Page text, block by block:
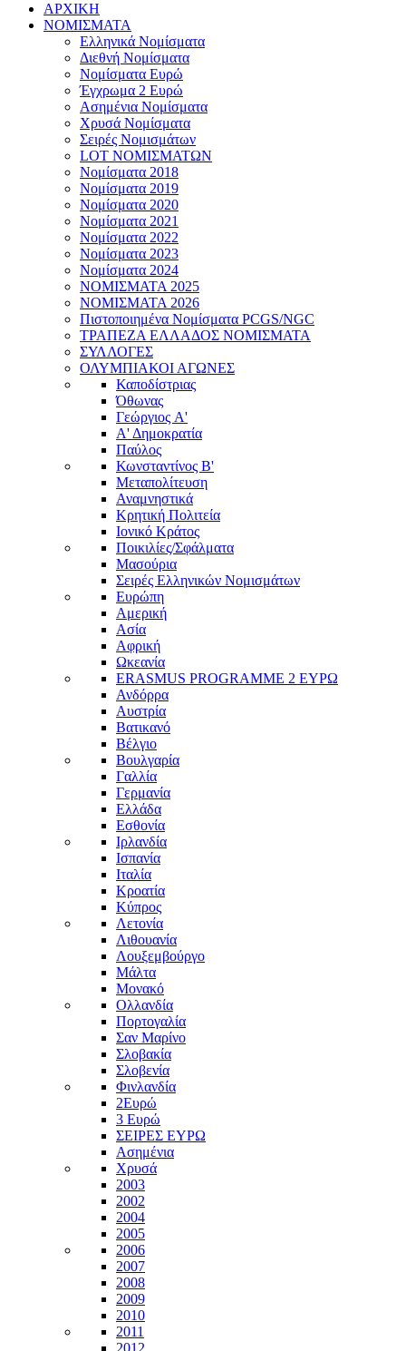
ΑΡΧΙΚΗ
ΝΟΜΙΣΜΑΤΑ
Ελληνικά Νομίσματα
Διεθνή Νομίσματα
Νομίσματα Ευρώ
Έγχρωμα 2 Ευρώ
Ασημένια Νομίσματα
Χρυσά Νομίσματα
Σειρές Νομισμάτων
LOT ΝΟΜΙΣΜΑΤΩΝ
Νομίσματα 2018
Νομίσματα 2019
Νομίσματα 2020
Νομίσματα 2021
Νομίσματα 2022
Νομίσματα 2023
Νομίσματα 2024
ΝΟΜΙΣΜΑΤΑ 2025
ΝΟΜΙΣΜΑΤΑ 2026
Πιστοποιημένα Νομίσματα PCGS/NGC
ΤΡΑΠΕΖΑ ΕΛΛΑΔΟΣ ΝΟΜΙΣΜΑΤΑ
ΣΥΛΛΟΓΕΣ
ΟΛΥΜΠΙΑΚΟΙ ΑΓΩΝΕΣ
Καποδίστριας
Όθωνας
Γεώργιος A'
Α' Δημοκρατία
Παύλος
Κωνσταντίνος Β'
Μεταπολίτευση
Αναμνηστικά
Κρητική Πολιτεία
Ιονικό Κράτος
Ποικιλίες/Σφάλματα
Μασούρια
Σειρές Ελληνικών Νομισμάτων
Ευρώπη
Αμερική
Ασία
Αφρική
Ωκεανία
ERASMUS PROGRAMME 2 ΕΥΡΩ
Ανδόρρα
Αυστρία
Βατικανό
Βέλγιο
Βουλγαρία
Γαλλία
Γερμανία
Ελλάδα
Εσθονία
Ιρλανδία
Ισπανία
Ιταλία
Κροατία
Κύπρος
Λετονία
Λιθουανία
Λουξεμβούργο
Μάλτα
Μονακό
Ολλανδία
Πορτογαλία
Σαν Μαρίνο
Σλοβακία
Σλοβενία
Φινλανδία
2Ευρώ
3 Ευρώ
ΣΕΙΡΕΣ ΕΥΡΩ
Ασημένια
Χρυσά
2003
2002
2004
2005
2006
2007
2008
2009
2010
2011
2012